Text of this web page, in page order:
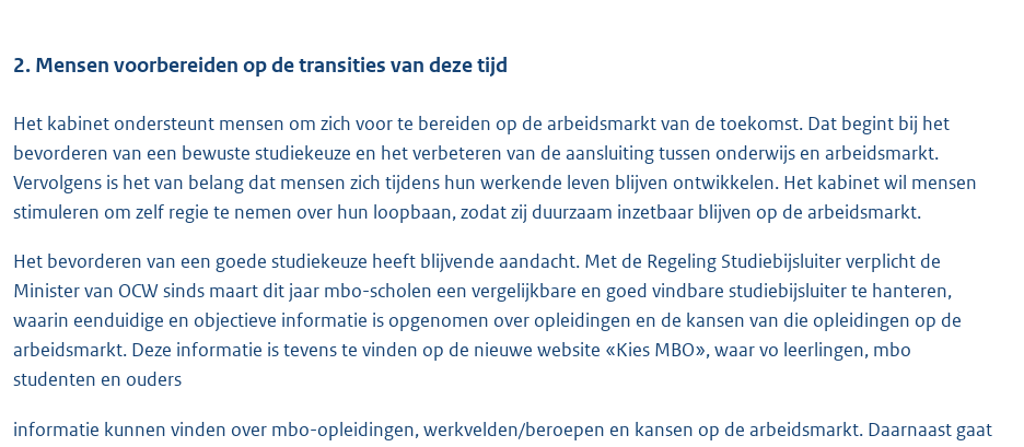
2. Mensen voorbereiden op de transities van deze tijd
Het kabinet ondersteunt mensen om zich voor te bereiden op de arbeidsmarkt van de toekomst. Dat begint bij het
bevorderen van een bewuste studiekeuze en het verbeteren van de aansluiting tussen onderwijs en arbeidsmarkt.
Vervolgens is het van belang dat mensen zich tijdens hun werkende leven blijven ontwikkelen. Het kabinet wil mensen
stimuleren om zelf regie te nemen over hun loopbaan, zodat zij duurzaam inzetbaar blijven op de arbeidsmarkt.
Het bevorderen van een goede studiekeuze heeft blijvende aandacht. Met de Regeling Studiebijsluiter verplicht de
Minister van OCW sinds maart dit jaar mbo-scholen een vergelijkbare en goed vindbare studiebijsluiter te hanteren,
waarin eenduidige en objectieve informatie is opgenomen over opleidingen en de kansen van die opleidingen op de
arbeidsmarkt. Deze informatie is tevens te vinden op de nieuwe website «Kies MBO», waar vo leerlingen, mbo
studenten en ouders
informatie kunnen vinden over mbo-opleidingen, werkvelden/beroepen en kansen op de arbeidsmarkt. Daarnaast gaat